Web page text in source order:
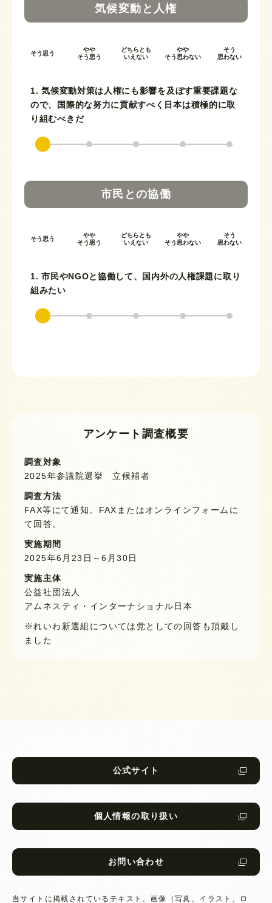
気候変動と人権
そう思う
やや
そう思う
どちらとも
いえない
やや
そう思わない
そう
思わない
1. 気候変動対策は人権にも影響を及ぼす重要課題な
ので、国際的な努力に貢献すべく日本は積極的に取
り組むべきだ
市民との協働
そう思う
やや
そう思う
どちらとも
いえない
やや
そう思わない
そう
思わない
1. 市民やNGOと協働して、国内外の人権課題に取り
組みたい
アンケート調査概要
調査対象
2025年参議院選挙 立候補者
調査方法
FAX等にて通知。FAXまたはオンラインフォームに
て回答。
実施期間
2025年6月23日～6月30日
実施主体
公益社団法人
アムネスティ・インターナショナル日本
※れいわ新選組については党としての回答も頂戴し
ました
公式サイト
個人情報の取り扱い
お問い合わせ
当サイトに掲載されているテキスト、画像（写真、イラスト、ロ